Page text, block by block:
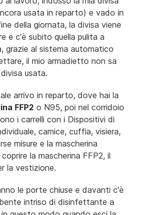
usata in reparto) e vado in
della giornata, la divisa viene
e c'è subito quella pulita a
grazie al sistema automatico
il mio armadietto non sa
usata.
arrivo in reparto, dove hai la
FFP2 o N95, poi nel corridoio
i carrelli con i Dispositivi di
camice, cuffia, visiera,
misure e la mascherina
la mascherina FFP2, il
la vestizione.
le porte chiuse e davanti c'è
intriso di disinfettante a